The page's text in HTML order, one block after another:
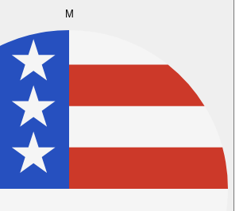
M